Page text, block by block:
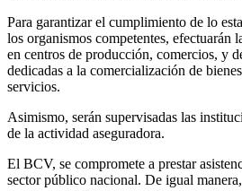
Para garantizar el cumplimiento de lo
los organismos competentes, efectuarán
en centros de producción, comercios, y
dedicadas a la comercialización de
servicios.
Asimismo, serán supervisadas las
de la actividad aseguradora.
El BCV, se compromete a prestar
sector público nacional. De igual